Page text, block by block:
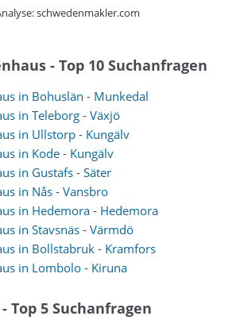
schwedenmakler.com
- Top 10 Suchanfragen
in Bohuslän - Munkedal
in Teleborg - Växjö
in Ullstorp - Kungälv
in Kode - Kungälv
in Gustafs - Säter
in Nås - Vansbro
in Hedemora - Hedemora
in Stavsnäs - Värmdö
in Bollstabruk - Kramfors
in Lombolo - Kiruna
Top 5 Suchanfragen